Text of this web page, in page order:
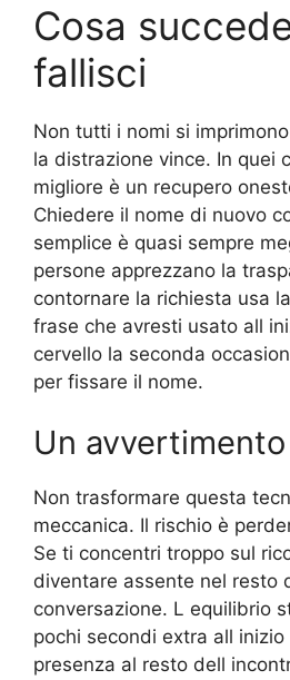
Cosa
fallisci
Non tutti i nomi si
la distrazione vince. In quei
migliore è un recupero
Chiedere il nome di nuovo
semplice è quasi sempre
persone apprezzano la
contornare la richiesta usa
frase che avresti usato all
cervello la seconda
per fissare il nome.
Un
Non trasformare questa
meccanica. Il rischio è
Se ti concentri troppo sul
diventare assente nel resto
conversazione. L equilibrio
pochi secondi extra all
presenza al resto dell